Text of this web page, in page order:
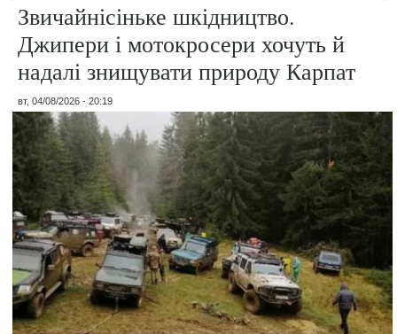
Звичайнісіньке шкідництво.
Джипери і мотокросери хочуть й
надалі знищувати природу Карпат
вт, 04/08/2026 - 20:19